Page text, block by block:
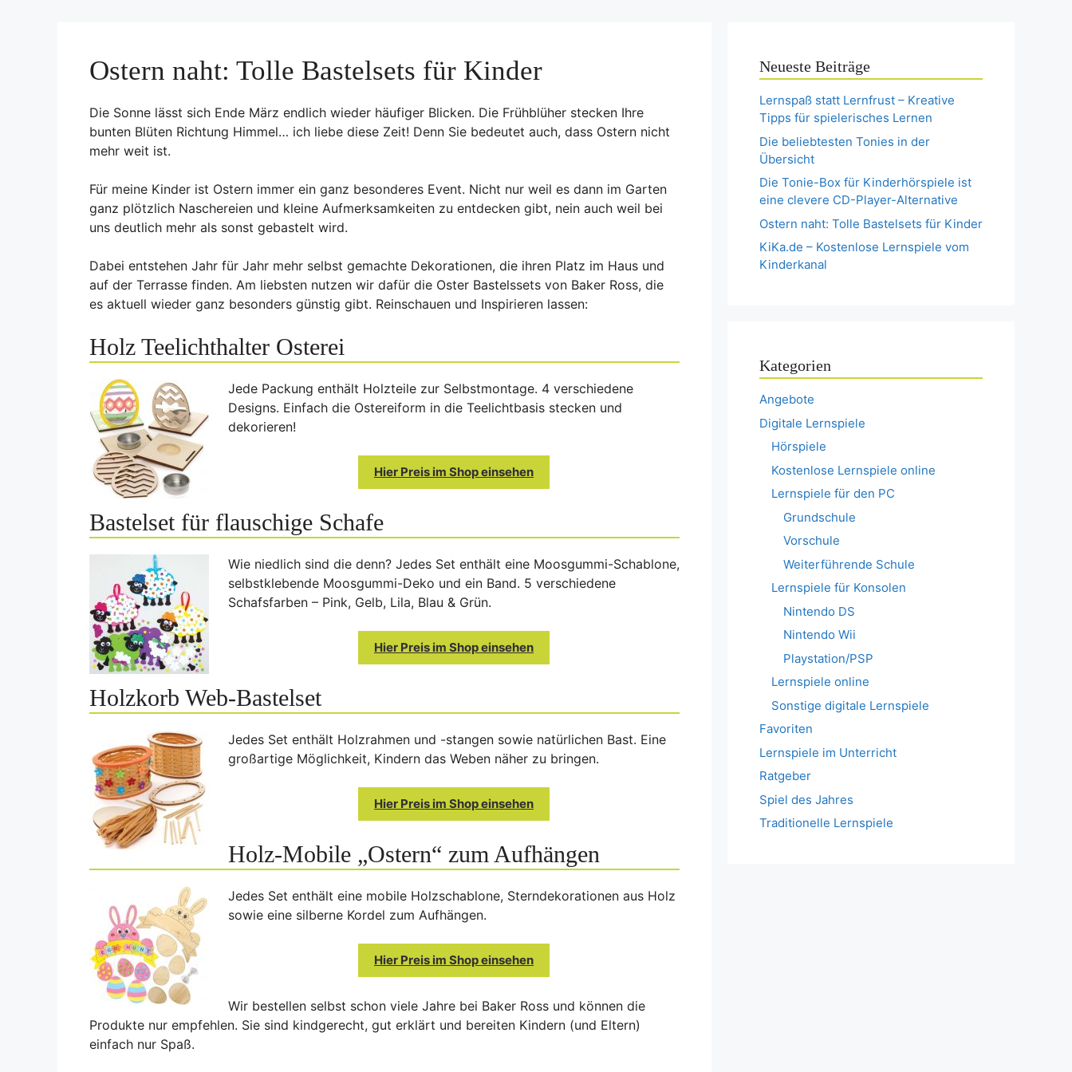
Ostern naht: Tolle Bastelsets für Kinder
Die Sonne lässt sich Ende März endlich wieder häufiger Blicken. Die Frühblüher stecken Ihre
bunten Blüten Richtung Himmel… ich liebe diese Zeit! Denn Sie bedeutet auch, dass Ostern nicht
mehr weit ist.
Für meine Kinder ist Ostern immer ein ganz besonderes Event. Nicht nur weil es dann im Garten
ganz plötzlich Naschereien und kleine Aufmerksamkeiten zu entdecken gibt, nein auch weil bei
uns deutlich mehr als sonst gebastelt wird.
Dabei entstehen Jahr für Jahr mehr selbst gemachte Dekorationen, die ihren Platz im Haus und
auf der Terrasse finden. Am liebsten nutzen wir dafür die Oster Bastelssets von Baker Ross, die
es aktuell wieder ganz besonders günstig gibt. Reinschauen und Inspirieren lassen:
Holz Teelichthalter Osterei
Jede Packung enthält Holzteile zur Selbstmontage. 4 verschiedene
Designs. Einfach die Ostereiform in die Teelichtbasis stecken und
dekorieren!
Hier Preis im Shop einsehen
Bastelset für flauschige Schafe
Wie niedlich sind die denn? Jedes Set enthält eine Moosgummi-Schablone,
selbstklebende Moosgummi-Deko und ein Band. 5 verschiedene
Schafsfarben – Pink, Gelb, Lila, Blau & Grün.
Hier Preis im Shop einsehen
Holzkorb Web-Bastelset
Jedes Set enthält Holzrahmen und -stangen sowie natürlichen Bast. Eine
großartige Möglichkeit, Kindern das Weben näher zu bringen.
Hier Preis im Shop einsehen
Holz-Mobile „Ostern“ zum Aufhängen
Jedes Set enthält eine mobile Holzschablone, Sterndekorationen aus Holz
sowie eine silberne Kordel zum Aufhängen.
Hier Preis im Shop einsehen
Wir bestellen selbst schon viele Jahre bei Baker Ross und können die
Produkte nur empfehlen. Sie sind kindgerecht, gut erklärt und bereiten Kindern (und Eltern)
einfach nur Spaß.
Neueste Beiträge
Lernspaß statt Lernfrust – Kreative
Tipps für spielerisches Lernen
Die beliebtesten Tonies in der
Übersicht
Die Tonie-Box für Kinderhörspiele ist
eine clevere CD-Player-Alternative
Ostern naht: Tolle Bastelsets für Kinder
KiKa.de – Kostenlose Lernspiele vom
Kinderkanal
Kategorien
Angebote
Digitale Lernspiele
Hörspiele
Kostenlose Lernspiele online
Lernspiele für den PC
Grundschule
Vorschule
Weiterführende Schule
Lernspiele für Konsolen
Nintendo DS
Nintendo Wii
Playstation/PSP
Lernspiele online
Sonstige digitale Lernspiele
Favoriten
Lernspiele im Unterricht
Ratgeber
Spiel des Jahres
Traditionelle Lernspiele